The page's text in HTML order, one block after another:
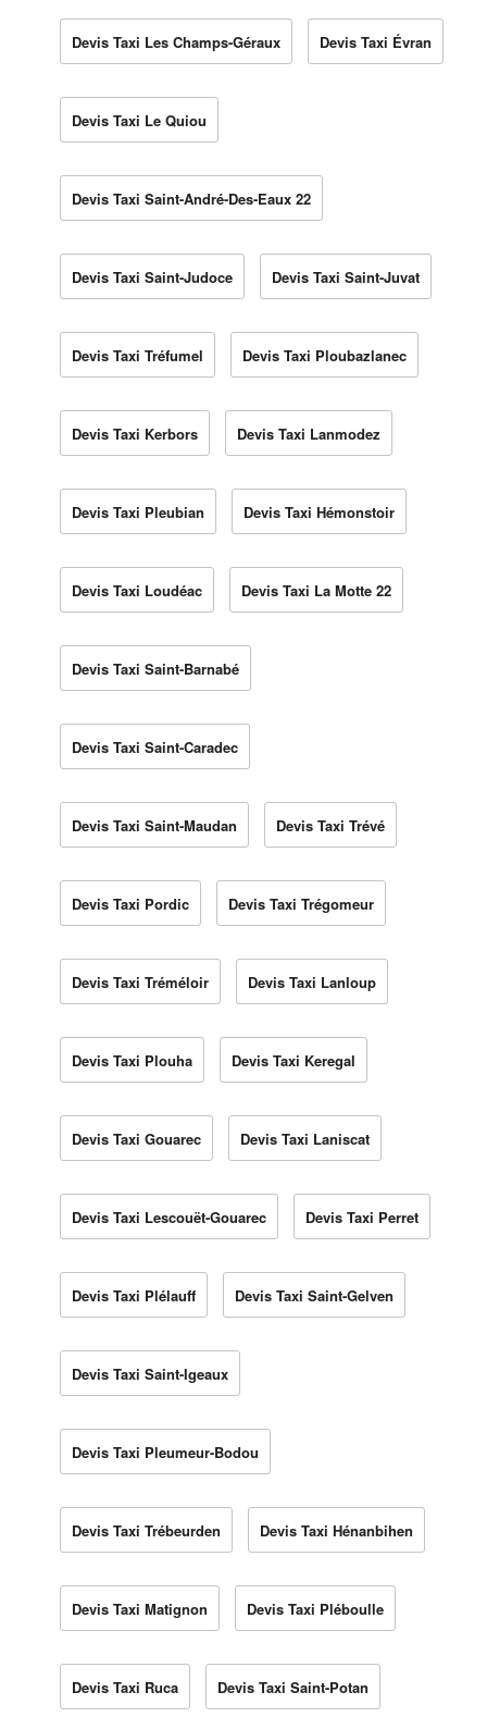
Devis Taxi Les Champs-Géraux Devis Taxi Évran
Devis Taxi Le Quiou
Devis Taxi Saint-André-Des-Eaux 22
Devis Taxi Saint-Judoce Devis Taxi Saint-Juvat
Devis Taxi Tréfumel Devis Taxi Ploubazlanec
Devis Taxi Kerbors Devis Taxi Lanmodez
Devis Taxi Pleubian Devis Taxi Hémonstoir
Devis Taxi Loudéac Devis Taxi La Motte 22
Devis Taxi Saint-Barnabé
Devis Taxi Saint-Caradec
Devis Taxi Saint-Maudan Devis Taxi Trévé
Devis Taxi Pordic Devis Taxi Trégomeur
Devis Taxi Tréméloir Devis Taxi Lanloup
Devis Taxi Plouha Devis Taxi Keregal
Devis Taxi Gouarec Devis Taxi Laniscat
Devis Taxi Lescouët-Gouarec Devis Taxi Perret
Devis Taxi Plélauff Devis Taxi Saint-Gelven
Devis Taxi Saint-Igeaux
Devis Taxi Pleumeur-Bodou
Devis Taxi Trébeurden Devis Taxi Hénanbihen
Devis Taxi Matignon Devis Taxi Pléboulle
Devis Taxi Ruca Devis Taxi Saint-Potan